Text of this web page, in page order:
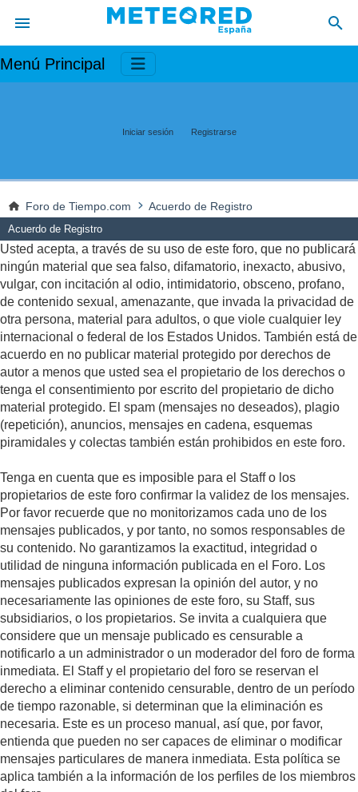
Menú Principal
Iniciar sesión Registrarse
Foro de Tiempo.com Acuerdo de Registro
Acuerdo de Registro
Usted acepta, a través de su uso de este foro, que no publicará
ningún material que sea falso, difamatorio, inexacto, abusivo,
vulgar, con incitación al odio, intimidatorio, obsceno, profano,
de contenido sexual, amenazante, que invada la privacidad de
otra persona, material para adultos, o que viole cualquier ley
internacional o federal de los Estados Unidos. También está de
acuerdo en no publicar material protegido por derechos de
autor a menos que usted sea el propietario de los derechos o
tenga el consentimiento por escrito del propietario de dicho
material protegido. El spam (mensajes no deseados), plagio
(repetición), anuncios, mensajes en cadena, esquemas
piramidales y colectas también están prohibidos en este foro.
Tenga en cuenta que es imposible para el Staff o los
propietarios de este foro confirmar la validez de los mensajes.
Por favor recuerde que no monitorizamos cada uno de los
mensajes publicados, y por tanto, no somos responsables de
su contenido. No garantizamos la exactitud, integridad o
utilidad de ninguna información publicada en el Foro. Los
mensajes publicados expresan la opinión del autor, y no
necesariamente las opiniones de este foro, su Staff, sus
subsidiarios, o los propietarios. Se invita a cualquiera que
considere que un mensaje publicado es censurable a
notificarlo a un administrador o un moderador del foro de forma
inmediata. El Staff y el propietario del foro se reservan el
derecho a eliminar contenido censurable, dentro de un período
de tiempo razonable, si determinan que la eliminación es
necesaria. Este es un proceso manual, así que, por favor,
entienda que pueden no ser capaces de eliminar o modificar
mensajes particulares de manera inmediata. Esta política se
aplica también a la información de los perfiles de los miembros